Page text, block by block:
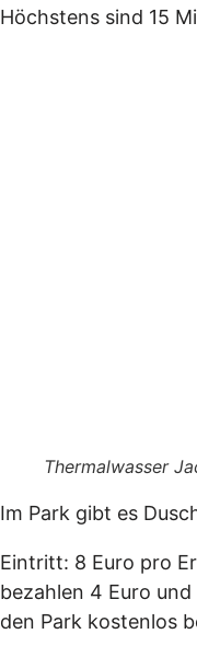
Höchstens sind 15
Thermalwasser
Im Park gibt es
Eintritt: 8 Euro pro
bezahlen 4 Euro
den Park kostenlos